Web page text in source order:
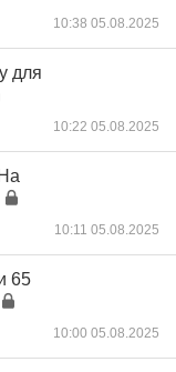
10:38 05.08.2025
для
10:22 05.08.2025
10:11 05.08.2025
65
10:00 05.08.2025